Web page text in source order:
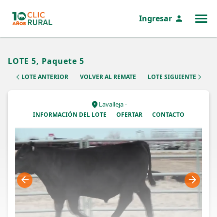
Ingresar
LOTE 5, Paquete 5
LOTE ANTERIOR VOLVER AL REMATE LOTE SIGUIENTE
INFORMACIÓN DEL LOTE OFERTAR CONTACTO
Lavalleja -